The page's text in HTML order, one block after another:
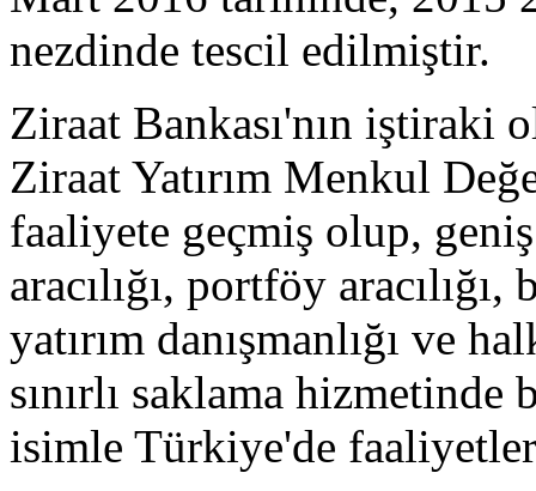
nezdinde tescil edilmiştir.
Ziraat Bankası'nın iştiraki
Ziraat Yatırım Menkul
faaliyete geçmiş olup,
aracılığı, portföy
yatırım danışmanlığı ve
sınırlı saklama
isimle Türkiye'de